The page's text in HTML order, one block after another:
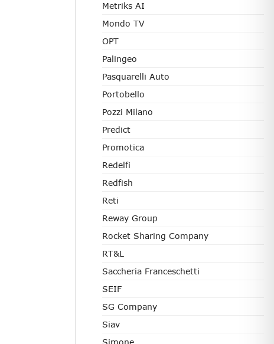
Metriks AI
Mondo TV
OPT
Palingeo
Pasquarelli Auto
Portobello
Pozzi Milano
Predict
Promotica
Redelfi
Redfish
Reti
Reway Group
Rocket Sharing Company
RT&L
Saccheria Franceschetti
SEIF
SG Company
Siav
Simone